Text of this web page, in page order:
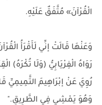
الْقُرْآنَ» مُتَّفَقٌ عَلَيْهِ.
وَعَنْهَا قَالَتْ إنِّي لَأَقْرَأُ
رَوَاهُ الْفِرْيَابِيُّ (وَلَا تُكْرَهُ)
رُوِيَ عَنْ إبْرَاهِيمَ التَّمِيمِيِّ
وَهُوَ يَمْشِي فِي الطَّرِيقِ."